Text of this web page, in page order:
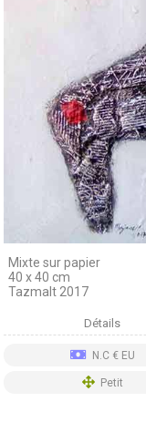
Mixte sur papier
40 x 40 cm
Tazmalt 2017
Détails
N.C € EU
Petit